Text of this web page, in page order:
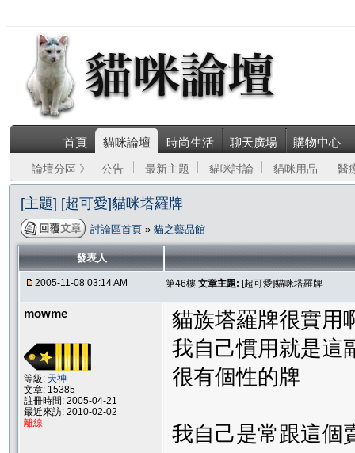
首頁 貓咪論壇 時尚生活 聊天廣場 購物中心
論壇分區 》 公告 最新主題 貓咪討論 貓咪用品 醫
[主題] [超可愛]貓咪塔羅牌
討論區首頁 » 貓之藝品館
發表人
2005-11-08 03:14 AM 第46樓 文章主題: [超可愛]貓咪塔羅牌
mowme
等級: 天神
文章: 15385
註冊時間: 2005-04-21
最近來訪: 2010-02-02
離線
貓族塔羅牌很實用
我自己慣用就是這
很有個性的牌
我自己是常跟這個